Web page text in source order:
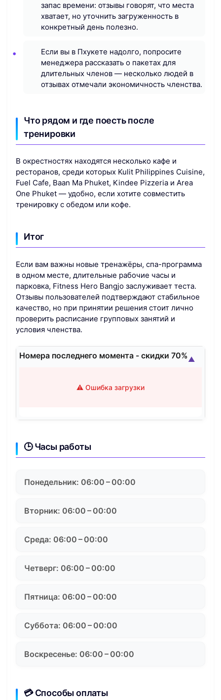
запас времени: отзывы говорят, что места
хватает, но уточнить загруженность в
конкретный день полезно.
Если вы в Пхукете надолго, попросите
менеджера рассказать о пакетах для
длительных членов — несколько людей в
отзывах отмечали экономичность членства.
Что рядом и где поесть после
тренировки
В окрестностях находятся несколько кафе и
ресторанов, среди которых Kulit Philippines Cuisine,
Fuel Cafe, Baan Ma Phuket, Kindee Pizzeria и Area
One Phuket — удобно, если хотите совместить
тренировку с обедом или кофе.
Итог
Если вам важны новые тренажёры, спа-программа
в одном месте, длительные рабочие часы и
парковка, Fitness Hero Bangjo заслуживает теста.
Отзывы пользователей подтверждают стабильное
качество, но при принятии решения стоит лично
проверить расписание групповых занятий и
условия членства.
Номера последнего момента - скидки 70%
⚠️ Ошибка загрузки
▲
🕒 Часы работы
Понедельник: 06:00 – 00:00
Вторник: 06:00 – 00:00
Среда: 06:00 – 00:00
Четверг: 06:00 – 00:00
Пятница: 06:00 – 00:00
Суббота: 06:00 – 00:00
Воскресенье: 06:00 – 00:00
💳 Способы оплаты